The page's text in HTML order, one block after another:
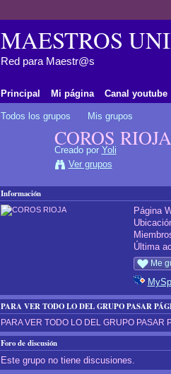
MAESTROS
Red para Maestr@s
Principal Mi página Canal youtube
Todos los grupos Mis grupos
COROS RIOJA
Creado por Yoli
Ver grupos
Información
Página
Última
Me
PARA VER TODO LO DEL GRUPO PASAR
PARA VER TODO LO DEL GRUPO PASAR
Foro de discusión
Este grupo no tiene discusiones.